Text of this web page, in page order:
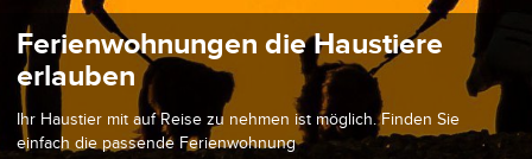
Ferienwohnungen die Haustiere
erlauben
Ihr Haustier mit auf Reise zu nehmen ist möglich. Finden Sie
einfach die passende Ferienwohnung